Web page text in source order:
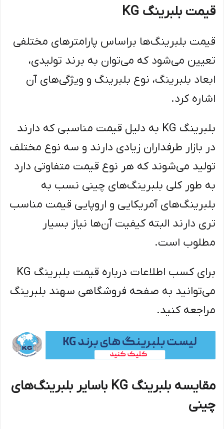
قیمت بلبرینگ KG
قیمت بلبرینگ‌ها براساس پارامترهای مختلفی
تعیین می‌شود که می‌توان به برند تولیدی،
ابعاد بلبرینگ، نوع بلبرینگ و ویژگی‌های آن
اشاره کرد.
بلبرینگ KG به دلیل قیمت مناسبی که دارند
در بازار طرفداران زیادی دارند و سه نوع مختلف
تولید می‌شوند که هر نوع قیمت متفاوتی دارد
به طور کلی بلبرینگ‌های چینی نسب به
بلبرینگ‌های آمریکایی و اروپایی قیمت مناسب
تری دارند البته کیفیت آن‌ها نیاز بسیار
مطلوب است.
برای کسب اطلاعات درباره قیمت بلبرینگ KG
می‌توانید به صفحه فروشگاهی سهند بلبرینگ
مراجعه کنید.
مقایسه بلبرینگ KG باسایر بلبرینگ‌های
چینی